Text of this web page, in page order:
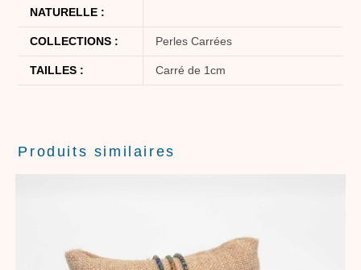
NATURELLE :
COLLECTIONS : Perles Carrées
TAILLES : Carré de 1cm
Produits similaires